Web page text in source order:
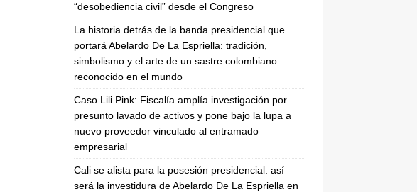
“desobediencia civil” desde el Congreso
La historia detrás de la banda presidencial que
portará Abelardo De La Espriella: tradición,
simbolismo y el arte de un sastre colombiano
reconocido en el mundo
Caso Lili Pink: Fiscalía amplía investigación por
presunto lavado de activos y pone bajo la lupa a
nuevo proveedor vinculado al entramado
empresarial
Cali se alista para la posesión presidencial: así
será la investidura de Abelardo De La Espriella en